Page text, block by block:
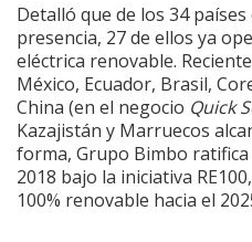
Detalló que de los 34
presencia, 27 de ellos ya
eléctrica renovable.
México, Ecuador, Brasil,
China (en el negocio Quick
Kazajistán y Marruecos
forma, Grupo Bimbo
2018 bajo la iniciativa
100% renovable hacia el